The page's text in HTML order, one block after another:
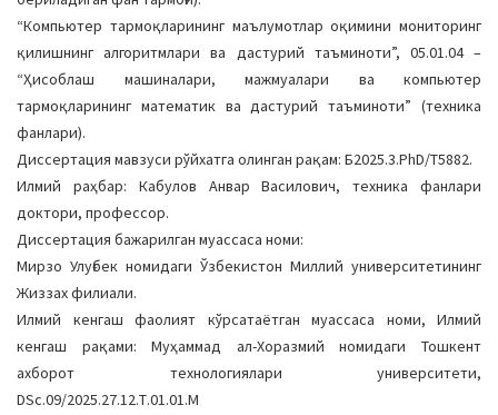
“Компьютер тармоқларининг маълумотлар оқимини мониторинг
қилишнинг алгоритмлари ва дастурий таъминоти”, 05.01.04 –
“Ҳисоблаш машиналари, мажмуалари ва компьютер
тармоқларининг математик ва дастурий таъминоти” (техника
фанлари).
Диссертация мавзуси рўйхатга олинган рақам: Б2025.3.PhD/Т5882.
Илмий раҳбар: Кабулов Анвар Василович, техника фанлари
доктори, профессор.
Диссертация бажарилган муассаса номи:
Мирзо Улуғбек номидаги Ўзбекистон Миллий университетининг
Жиззах филиали.
Илмий кенгаш фаолият кўрсатаётган муассаса номи, Илмий
кенгаш рақами: Муҳаммад ал-Хоразмий номидаги Тошкент
ахборот технологиялари университети,
DSc.09/2025.27.12.Т.01.01.М